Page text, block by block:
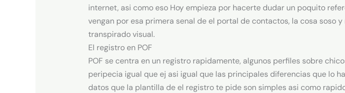
internet, asi como eso Hoy empieza por hacerte dudar un poquito
vengan por esa primera senal de el portal de contactos, la cosa soso
transpirado visual.
El registro en POF
POF se centra en un registro rapidamente, algunos perfiles sobre
peripecia igual que ej asi igual que las principales diferencias que lo
datos que la plantilla de el registro te pide son simples asi como